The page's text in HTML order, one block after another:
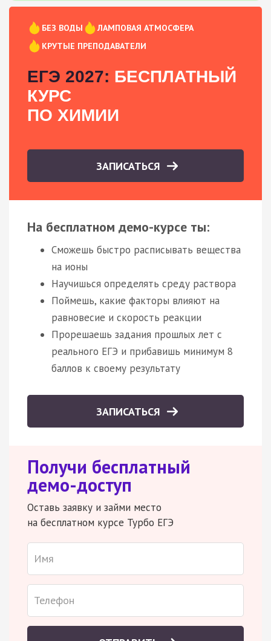
БЕЗ ВОДЫ
ЛАМПОВАЯ АТМОСФЕРА
КРУТЫЕ ПРЕПОДАВАТЕЛИ
ЕГЭ 2027: БЕСПЛАТНЫЙ
КУРС
ПО ХИМИИ
ЗАПИСАТЬСЯ
На бесплатном демо-курсе ты:
Сможешь быстро расписывать вещества
на ионы
Научишься определять среду раствора
Поймешь, какие факторы влияют на
равновесие и скорость реакции
Прорешаешь задания прошлых лет с
реального ЕГЭ и прибавишь минимум 8
баллов к своему результату
ЗАПИСАТЬСЯ
Получи бесплатный
демо-доступ
Оставь заявку и займи место
на бесплатном курсе Турбо ЕГЭ